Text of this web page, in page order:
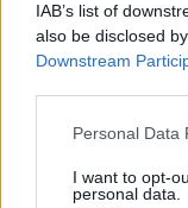
IAB’s list of
also be disclosed
Downstream
Please note that
not limited to your
grant or deny
Personal Data
I want to opt-
personal data.
window.
Marquez alig
hatalmas